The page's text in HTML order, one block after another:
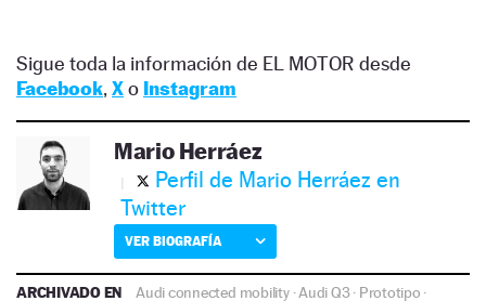
Sigue toda la información de EL MOTOR desde
Facebook, Xo Instagram
Mario Herráez
Perfil de Mario Herráez en
Twitter
VER BIOGRAFÍA
ARCHIVADO EN Audi connected mobility·Audi Q3· Prototipo ·